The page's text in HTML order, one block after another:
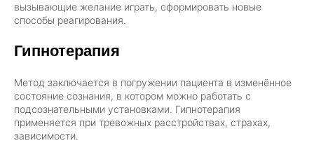
вызывающие желание играть, сформировать новые
способы реагирования.
Гипнотерапия
Метод заключается в погружении пациента в изменённое
состояние сознания, в котором можно работать с
подсознательными установками. Гипнотерапия
применяется при тревожных расстройствах, страхах,
зависимости.